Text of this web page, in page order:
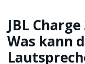
JBL
Was kann